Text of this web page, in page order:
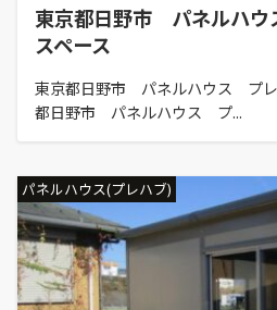
東京都日野市 パネルハ
スペース
東京都日野市 パネルハウス プ
都日野市 パネルハウス プ...
パネルハウス(プレハブ)